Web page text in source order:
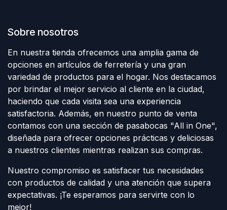
Sobre nosotros
En nuestra tienda ofrecemos una amplia gama de
opciones en artículos de ferretería y una gran
variedad de productos para el hogar. Nos destacamos
por brindar el mejor servicio al cliente en la ciudad,
haciendo que cada visita sea una experiencia
satisfactoria. Además, en nuestro punto de venta
contamos con una sección de pasabocas "All in One",
diseñada para ofrecer opciones prácticas y deliciosas
a nuestros clientes mientras realizan sus compras.
Nuestro compromiso es satisfacer tus necesidades
con productos de calidad y una atención que supera
expectativas. ¡Te esperamos para servirte con lo
mejor!